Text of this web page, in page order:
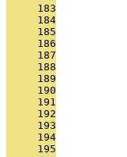
     183
     184
     185
     186
     187
     188
     189
     190
     191
     192
     193
     194
     195